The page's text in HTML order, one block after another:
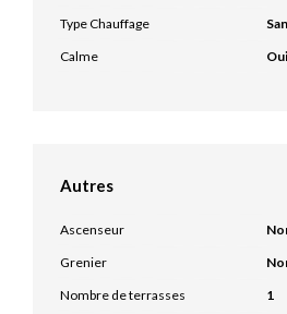
Type Chauffage
Calme
Oui
Autres
Ascenseur
Grenier
Nombre de terrasses
1